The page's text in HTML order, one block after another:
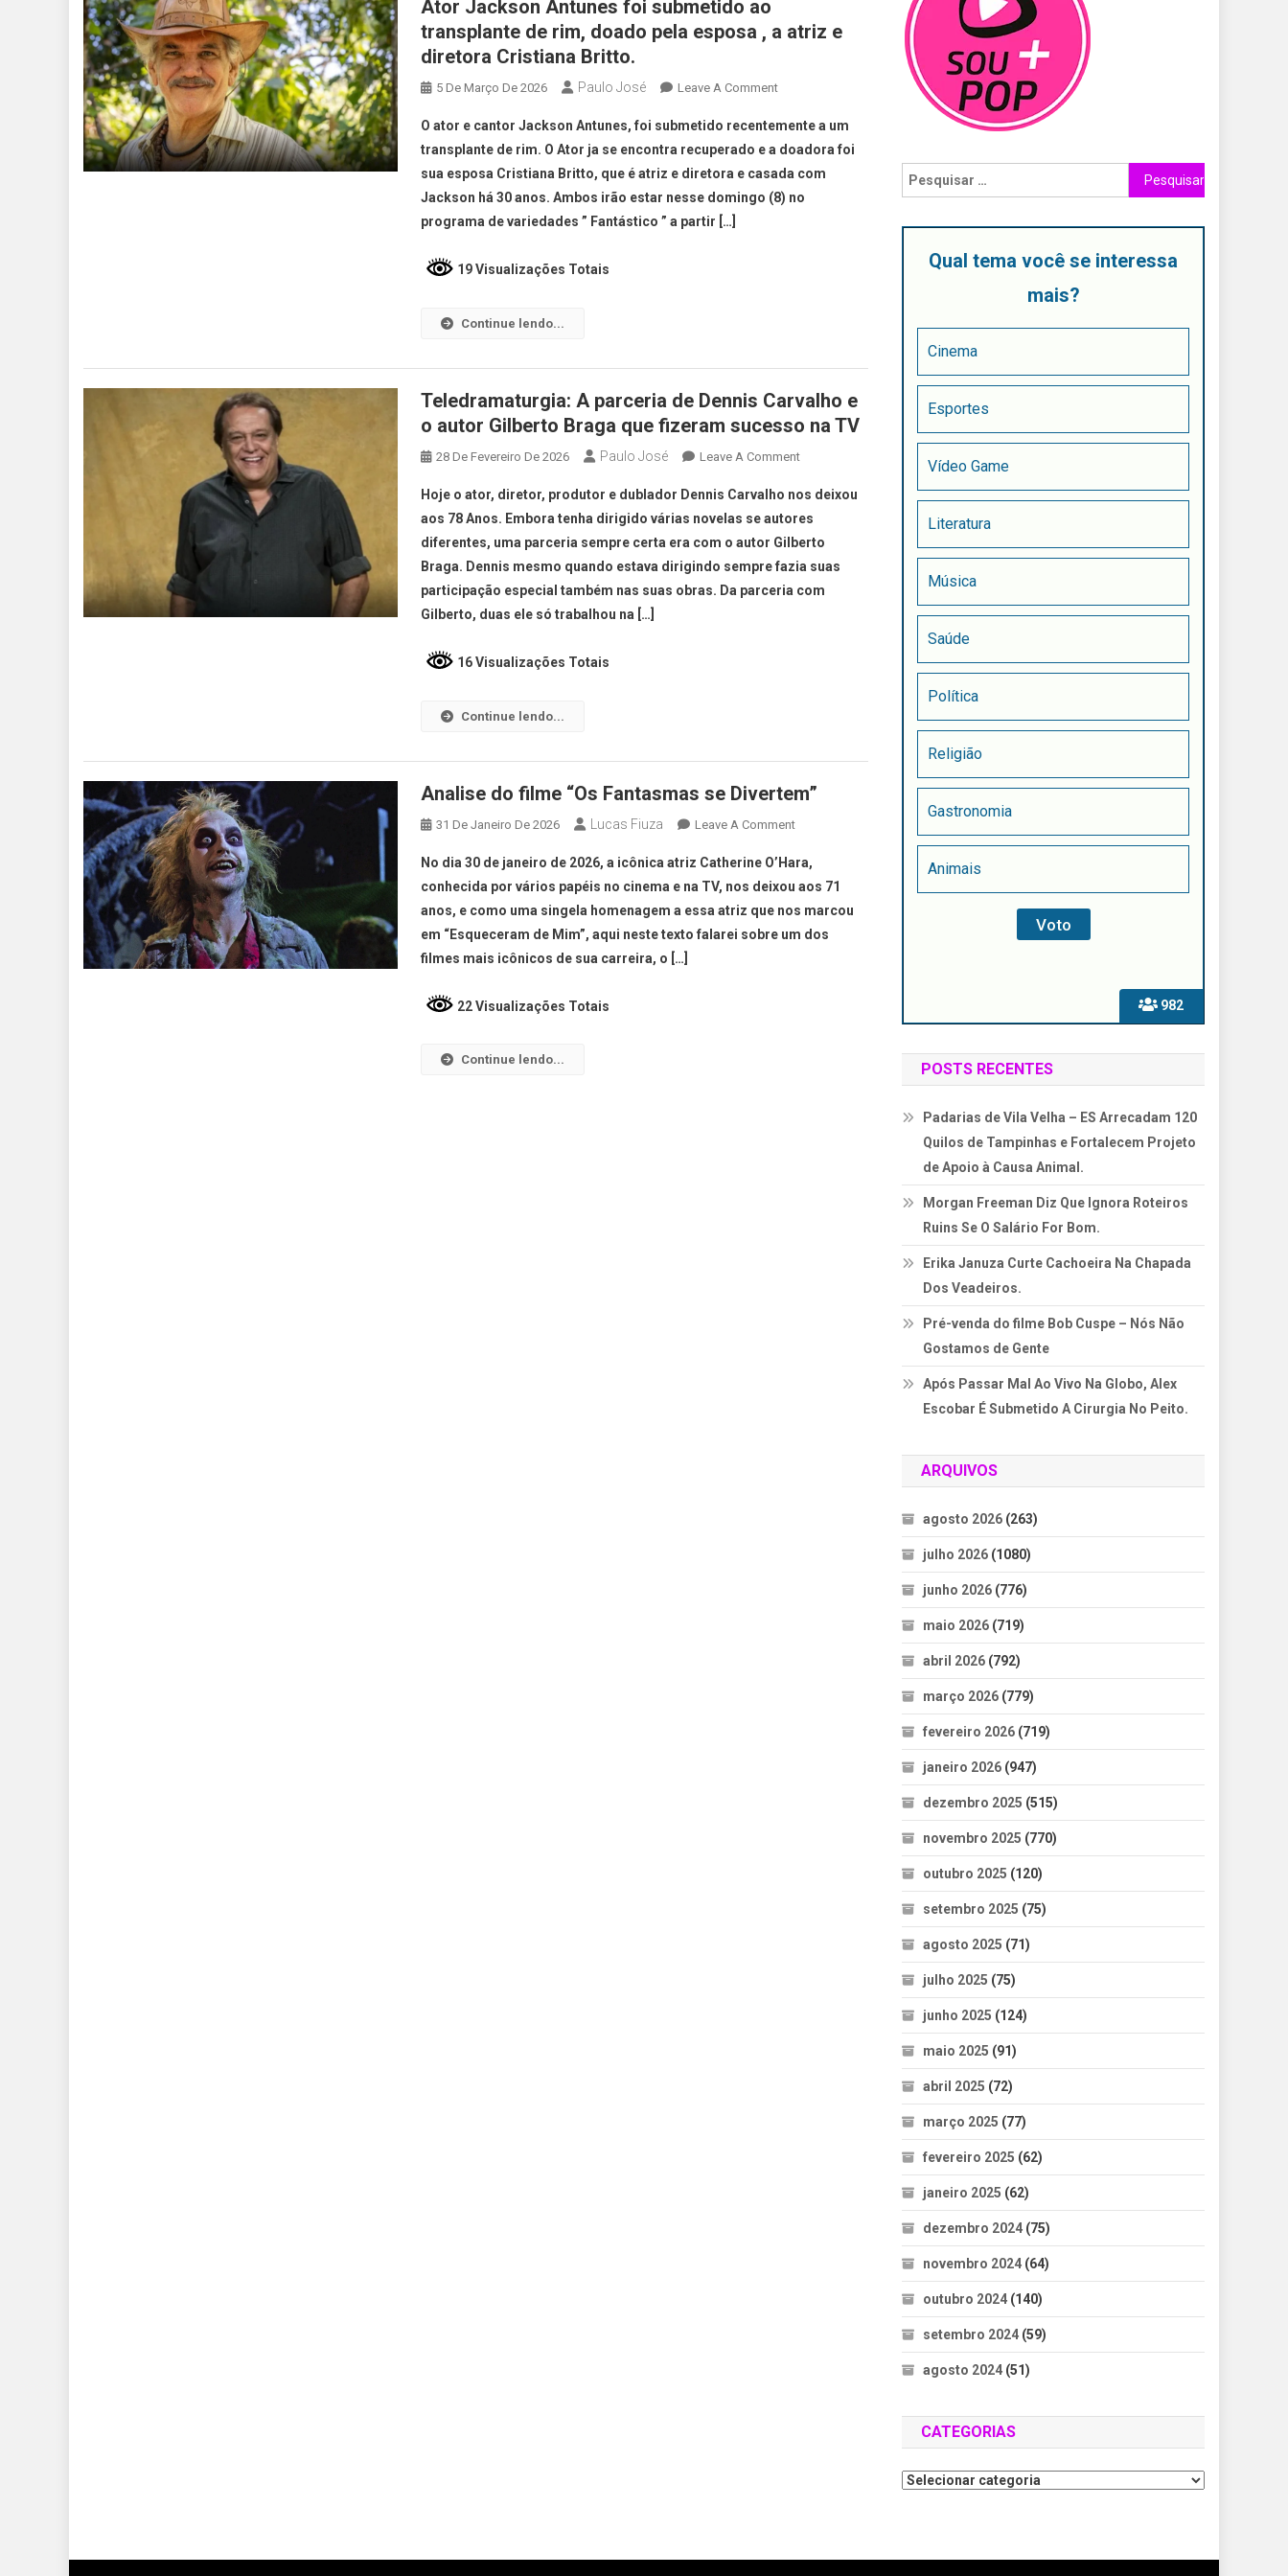
Ator Jackson Antunes foi submetido ao
transplante de rim, doado pela esposa , a atriz e
diretora Cristiana Britto.
5 De Março De 2026 Paulo José Leave A Comment
O ator e cantor Jackson Antunes, foi submetido recentemente a um
transplante de rim. O Ator ja se encontra recuperado e a doadora foi
sua esposa Cristiana Britto, que é atriz e diretora e casada com
Jackson há 30 anos. Ambos irão estar nesse domingo (8) no
programa de variedades ” Fantástico ” a partir […]
19 Visualizações Totais
Continue lendo...
Teledramaturgia: A parceria de Dennis Carvalho e
o autor Gilberto Braga que fizeram sucesso na TV
28 De Fevereiro De 2026 Paulo José Leave A Comment
Hoje o ator, diretor, produtor e dublador Dennis Carvalho nos deixou
aos 78 Anos. Embora tenha dirigido várias novelas se autores
diferentes, uma parceria sempre certa era com o autor Gilberto
Braga. Dennis mesmo quando estava dirigindo sempre fazia suas
participação especial também nas suas obras. Da parceria com
Gilberto, duas ele só trabalhou na […]
16 Visualizações Totais
Continue lendo...
Analise do filme “Os Fantasmas se Divertem”
31 De Janeiro De 2026 Lucas Fiuza Leave A Comment
No dia 30 de janeiro de 2026, a icônica atriz Catherine O’Hara,
conhecida por vários papéis no cinema e na TV, nos deixou aos 71
anos, e como uma singela homenagem a essa atriz que nos marcou
em “Esqueceram de Mim”, aqui neste texto falarei sobre um dos
filmes mais icônicos de sua carreira, o […]
22 Visualizações Totais
Continue lendo...
982
Qual tema você se interessa
mais?
Cinema
Esportes
Vídeo Game
Literatura
Música
Saúde
Política
Religião
Gastronomia
Animais
POSTS RECENTES
Padarias de Vila Velha – ES Arrecadam 120
Quilos de Tampinhas e Fortalecem Projeto
de Apoio à Causa Animal.
Morgan Freeman Diz Que Ignora Roteiros
Ruins Se O Salário For Bom.
Erika Januza Curte Cachoeira Na Chapada
Dos Veadeiros.
Pré-venda do filme Bob Cuspe – Nós Não
Gostamos de Gente
Após Passar Mal Ao Vivo Na Globo, Alex
Escobar É Submetido A Cirurgia No Peito.
ARQUIVOS
agosto 2026 (263)
julho 2026 (1080)
junho 2026 (776)
maio 2026 (719)
abril 2026 (792)
março 2026 (779)
fevereiro 2026 (719)
janeiro 2026 (947)
dezembro 2025 (515)
novembro 2025 (770)
outubro 2025 (120)
setembro 2025 (75)
agosto 2025 (71)
julho 2025 (75)
junho 2025 (124)
maio 2025 (91)
abril 2025 (72)
março 2025 (77)
fevereiro 2025 (62)
janeiro 2025 (62)
dezembro 2024 (75)
novembro 2024 (64)
outubro 2024 (140)
setembro 2024 (59)
agosto 2024 (51)
CATEGORIAS